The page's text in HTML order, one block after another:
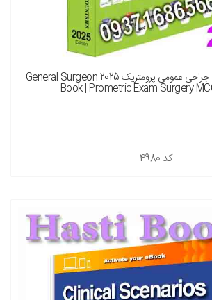
کتاب آزمون متخصص جراحی عمومی پرومتریک 2025 General Surgeon
Book | Prometric Exam Surgery
کد 4980